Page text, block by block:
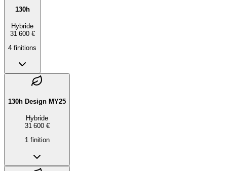
130h
Hybride
31 600 €
4 finitions
130h Design MY25
Hybride
31 600 €
1finition